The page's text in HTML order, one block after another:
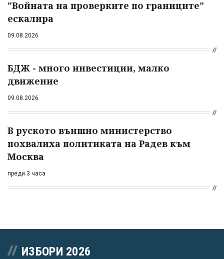
"Войната на проверките по границите"
ескалира
09.08.2026
БДЖ - много инвестиции, малко
движение
09.08.2026
В руското външно министерство
похвалиха политиката на Радев към
Москва
преди 3 часа
ИЗБОРИ 2026